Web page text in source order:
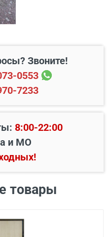
Цена, руб.
от 3500
от 600
Звоните!
0553
7233
8:00-22:00
и МО
товары